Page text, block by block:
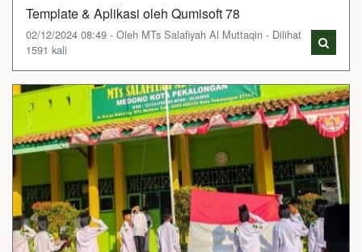
Template & Aplikasi oleh Qumisoft 78
02/12/2024 08:49 - Oleh MTs Salafiyah Al Muttaqin - Dilihat
1591 kali